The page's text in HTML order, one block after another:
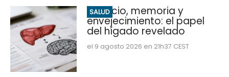
SALUD
Ejercicio, memoria y
envejecimiento: el papel
del hígado revelado
el 9 agosto 2026 en 21h37 CEST